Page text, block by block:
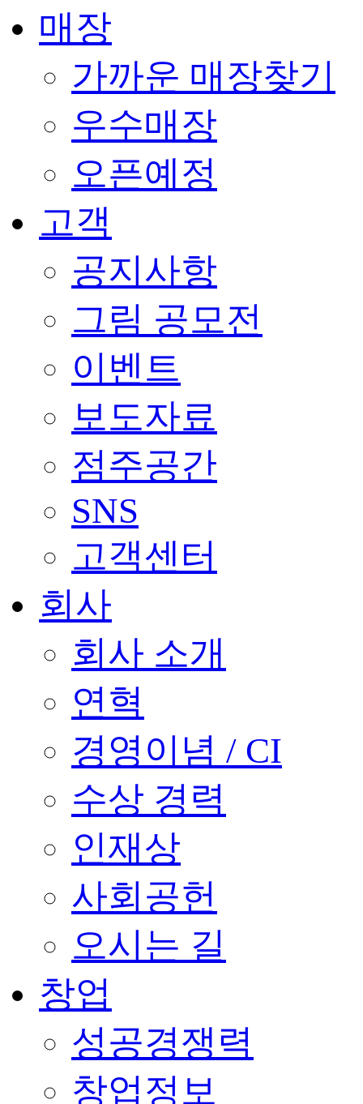
매장
가까운 매장찾기
우수매장
오픈예정
고객
공지사항
그림 공모전
이벤트
보도자료
점주공간
SNS
고객센터
회사
회사 소개
연혁
경영이념 / CI
수상 경력
인재상
사회공헌
오시는 길
창업
성공경쟁력
창업정보